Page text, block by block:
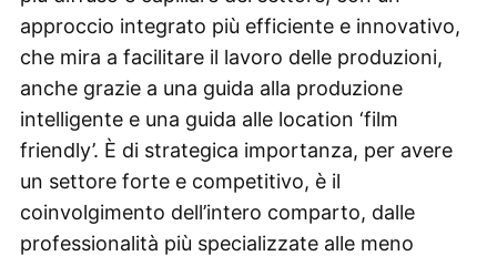
approccio integrato più efficiente e innovativo,
che mira a facilitare il lavoro delle produzioni,
anche grazie a una guida alla produzione
intelligente e una guida alle location ‘film
friendly’. È di strategica importanza, per avere
un settore forte e competitivo, è il
coinvolgimento dell’intero comparto, dalle
professionalità più specializzate alle meno